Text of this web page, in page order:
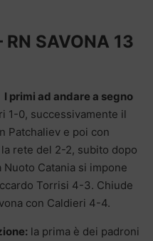
RN SAVONA 13
I primi ad andare a segno
1-0, successivamente il
Patchaliev e poi con
rete del 2-2, subito dopo
Catania si impone
Torrisi 4-3. Chiude
con Caldieri 4-4.
la prima è dei padroni